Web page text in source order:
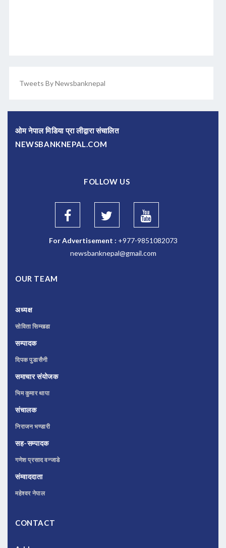
Tweets By Newsbanknepal
ओम नेपाल मिडिया प्रा लीद्वारा संचालित
NEWSBANKNEPAL.COM
FOLLOW US
For Advertisement : +977-9851082073
newsbanknepal@gmail.com
OUR TEAM
अध्यक्ष
सोविता सिम्खडा
सम्पादक
दिपक पुडासैनी
समाचार संयोजक
भिम कुमार थापा
संचालक
निराजन भण्डारी
सह-सम्पादक
गणेश प्रसाद वन्जाडे
संम्वाददाता
महेश्वर नेपाल
CONTACT